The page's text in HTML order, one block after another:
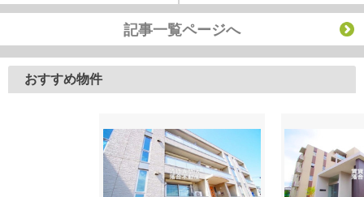
記事一覧ページへ
おすすめ物件